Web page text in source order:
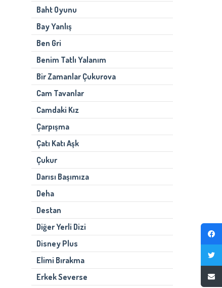
Baht Oyunu
Bay Yanlış
Ben Gri
Benim Tatlı Yalanım
Bir Zamanlar Çukurova
Cam Tavanlar
Camdaki Kız
Çarpışma
Çatı Katı Aşk
Çukur
Darısı Başımıza
Deha
Destan
Diğer Yerli Dizi
Disney Plus
Elimi Bırakma
Erkek Severse